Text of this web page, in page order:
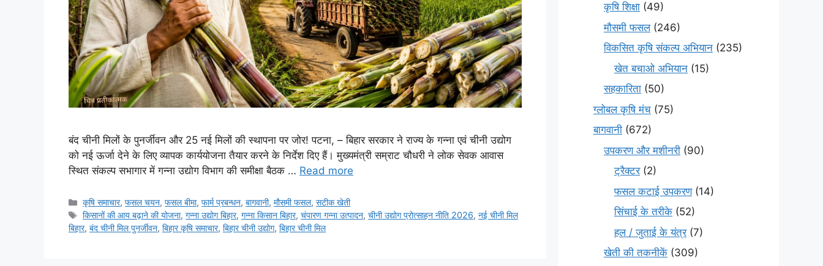
बंद चीनी मिलों के पुनर्जीवन और 25 नई मिलों की स्थापना पर जोर! पटना, – बिहार सरकार ने राज्य के गन्ना एवं चीनी उद्योग
को नई ऊर्जा देने के लिए व्यापक कार्ययोजना तैयार करने के निर्देश दिए हैं। मुख्यमंत्री सम्राट चौधरी ने लोक सेवक आवास
स्थित संकल्प सभागार में गन्ना उद्योग विभाग की समीक्षा बैठक … Read more
कृषि समाचार,फसल चयन,फसल बीमा,फार्म प्रबन्धन,बागवानी,मौसमी फसल,सटीक खेती
किसानों की आय बढ़ाने की योजना,गन्ना उद्योग बिहार,गन्ना किसान बिहार,चंपारण गन्ना उत्पादन,चीनी उद्योग प्रोत्साहन नीति 2026,नई चीनी मिल
बिहार, बंद चीनी मिल पुनर्जीवन, बिहार कृषि समाचार, बिहार चीनी उद्योग, बिहार चीनी मिल
कृषि शिक्षा (49)
मौसमी फसल(246)
विकसित कृषि संकल्प अभियान (235)
खेत बचाओ अभियान (15)
सहकारिता (50)
ग्लोबल कृषि मंच (75)
बागवानी (672)
उपकरण और मशीनरी (90)
ट्रैक्टर(2)
फसल कटाई उपकरण(14)
सिंचाई के तरीके (52)
हल / जुताई के यंत्र(7)
खेती की तकनीकें (309)